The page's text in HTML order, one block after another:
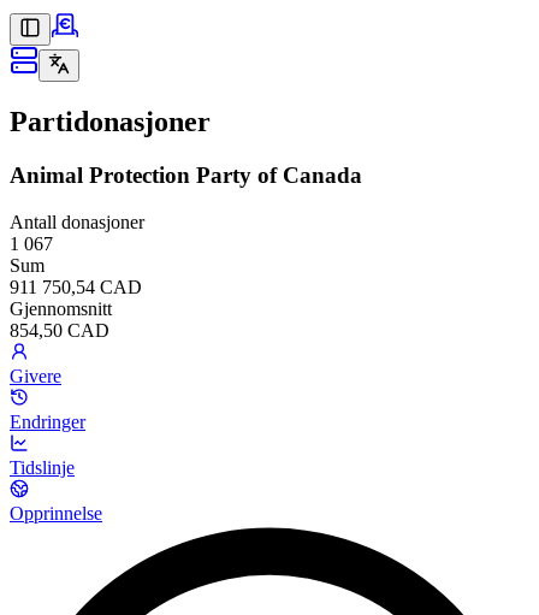
Partidonasjoner
Animal Protection Party of Canada
Antall donasjoner
1 067
Sum
911 750,54 CAD
Gjennomsnitt
854,50 CAD
Givere
Endringer
Tidslinje
Opprinnelse